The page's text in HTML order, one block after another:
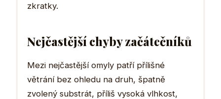
zkratky.
Nejčastější chyby začátečníků
Mezi nejčastější omyly patří přílišné
větrání bez ohledu na druh, špatně
zvolený substrát, příliš vysoká vlhkost,